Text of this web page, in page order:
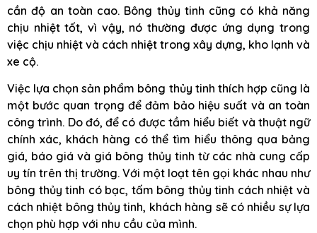
cần độ an toàn cao. Bông thủy tinh cũng có khả năng
chịu nhiệt tốt, vì vậy, nó thường được ứng dụng trong
việc chịu nhiệt và cách nhiệt trong xây dựng, kho lạnh và
xe cộ.
Việc lựa chọn sản phẩm bông thủy tinh thích hợp cũng là
một bước quan trọng để đảm bảo hiệu suất và an toàn
công trình. Do đó, để có được tầm hiểu biết và thuật ngữ
chính xác, khách hàng có thể tìm hiểu thông qua bảng
giá, báo giá và giá bông thủy tinh từ các nhà cung cấp
uy tín trên thị trường. Với một loạt tên gọi khác nhau như
bông thủy tinh có bạc, tấm bông thủy tinh cách nhiệt và
cách nhiệt bông thủy tinh, khách hàng sẽ có nhiều sự lựa
chọn phù hợp với nhu cầu của mình.